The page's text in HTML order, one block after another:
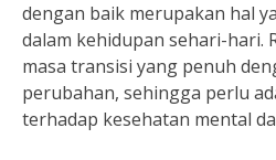
dengan baik merupakan hal
dalam kehidupan sehari-hari.
masa transisi yang penuh
perubahan, sehingga perlu
terhadap kesehatan mental